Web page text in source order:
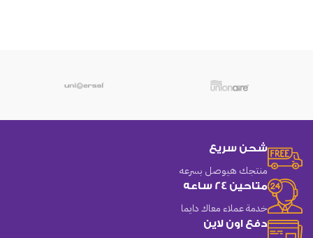
شحن سريع
منتجك هيوصل بسرعه
متاحين 24 ساعه
خدمة عملاء معاك دايما
دفع اون لاين